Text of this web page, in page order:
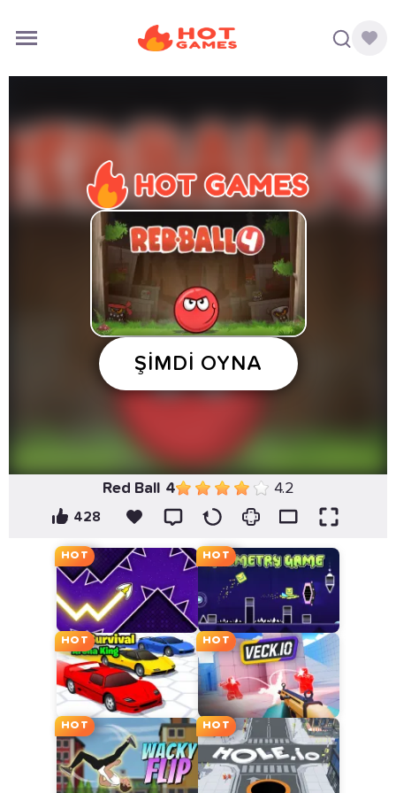
Red Ball 4 4.2
428
HOT HOT
HOT HOT
HOT HOT